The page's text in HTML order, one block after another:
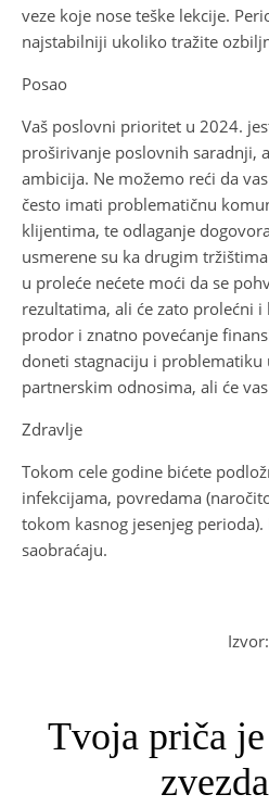
veze koje nose teške lekcije.
najstabilniji ukoliko tražite
Posao
Vaš poslovni prioritet u 2024.
proširivanje poslovnih saradnji,
ambicija. Ne možemo reći da
često imati problematičnu
klijentima, te odlaganje
usmerene su ka drugim
u proleće nećete moći da se
rezultatima, ali će zato prolećni
prodor i znatno povećanje
doneti stagnaciju i problematiku
partnerskim odnosima, ali će
Zdravlje
Tokom cele godine bićete
infekcijama, povredama
tokom kasnog jesenjeg
saobraćaju.
Izvor:
Tvoja priča